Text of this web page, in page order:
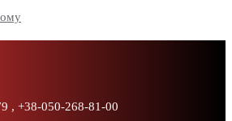
, +38-050-268-81-00